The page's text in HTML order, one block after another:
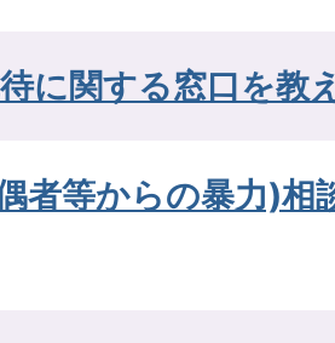
に関する窓口を教
者等からの暴力)相